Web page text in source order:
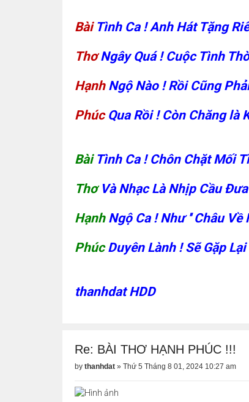
BàiTình Ca ! Anh Hát Tặng
ThơNgây Quá ! Cuộc Tình
HạnhNgộ Nào ! Rồi Cũng
PhúcQua Rồi ! Còn Chăng là
BàiTình Ca ! Chôn Chặt Mối
ThơVà Nhạc Là Nhịp Cầu
HạnhNgộ Ca ! Như '' Châu Về
PhúcDuyên Lành ! Sẽ Gặp
thanhdat HDD
Re: BÀI THƠ HẠNH PHÚC !!!
by thanhdat » Thứ 5 Tháng 8 01, 2024 10:27 am